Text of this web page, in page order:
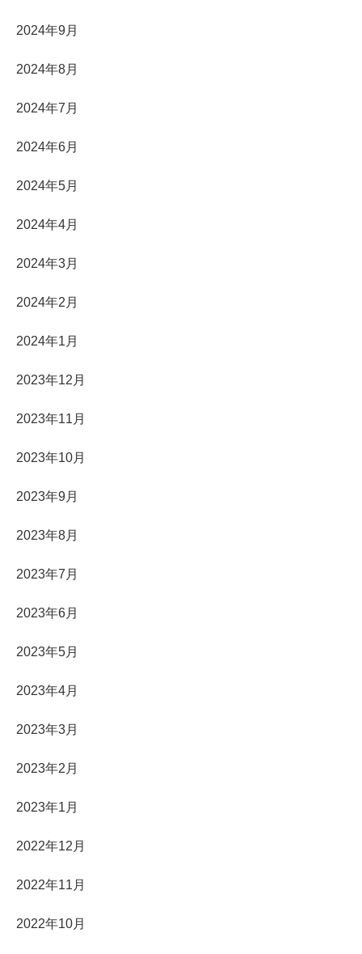
2024年9月
2024年8月
2024年7月
2024年6月
2024年5月
2024年4月
2024年3月
2024年2月
2024年1月
2023年12月
2023年11月
2023年10月
2023年9月
2023年8月
2023年7月
2023年6月
2023年5月
2023年4月
2023年3月
2023年2月
2023年1月
2022年12月
2022年11月
2022年10月